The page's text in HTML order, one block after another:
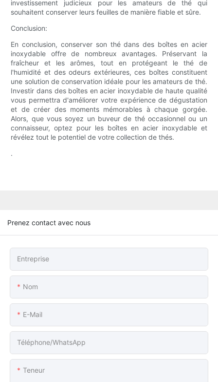
investissement judicieux pour les amateurs de thé qui
souhaitent conserver leurs feuilles de manière fiable et sûre.
Conclusion:
En conclusion, conserver son thé dans des boîtes en acier
inoxydable offre de nombreux avantages. Préservant la
fraîcheur et les arômes, tout en protégeant le thé de
l'humidité et des odeurs extérieures, ces boîtes constituent
une solution de conservation idéale pour les amateurs de thé.
Investir dans des boîtes en acier inoxydable de haute qualité
vous permettra d'améliorer votre expérience de dégustation
et de créer des moments mémorables à chaque gorgée.
Alors, que vous soyez un buveur de thé occasionnel ou un
connaisseur, optez pour les boîtes en acier inoxydable et
révélez tout le potentiel de votre collection de thés.
.
Prenez contact avec nous
Entreprise
Nom
E-Mail
Téléphone/WhatsApp
Teneur